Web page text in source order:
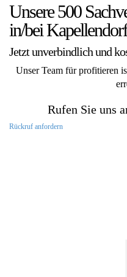
Unsere 500
in/bei
Jetzt unverbindlich und
Unser Team für profitieren
Rufen Sie uns
Rückruf anfordern